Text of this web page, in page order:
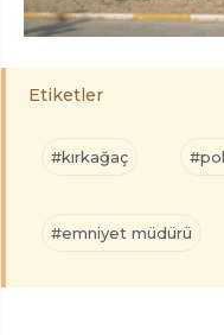
Etiketler
#kırkağaç
#emniyet müdürü